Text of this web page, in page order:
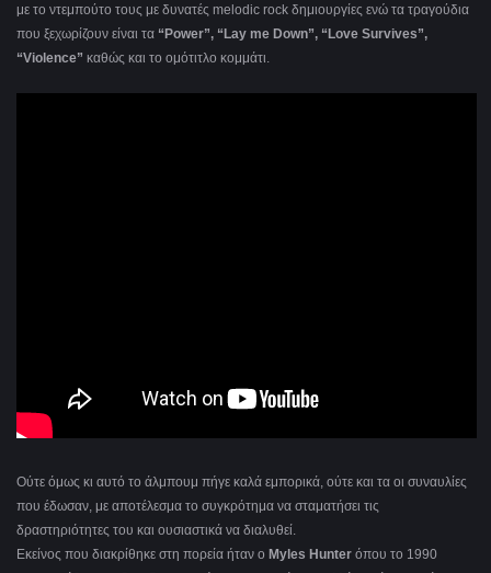
με το ντεμπούτο τους με δυνατές melodic rock δημιουργίες ενώ τα τραγούδια
που ξεχωρίζουν είναι τα “Power”, “Lay me Down”, “Love Survives”,
“Violence” καθώς και το ομότιτλο κομμάτι.
Ούτε όμως κι αυτό το άλμπουμ πήγε καλά εμπορικά, ούτε και τα οι συναυλίες
που έδωσαν, με αποτέλεσμα το συγκρότημα να σταματήσει τις
δραστηριότητες του και ουσιαστικά να διαλυθεί.
Εκείνος που διακρίθηκε στη πορεία ήταν ο Myles Hunter όπου το 1990